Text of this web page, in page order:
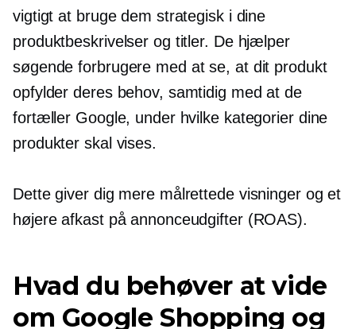
vigtigt at bruge dem strategisk i dine
produktbeskrivelser og titler. De hjælper
søgende forbrugere med at se, at dit produkt
opfylder deres behov, samtidig med at de
fortæller Google, under hvilke kategorier dine
produkter skal vises.
Dette giver dig mere målrettede visninger og et
højere afkast på annonceudgifter (ROAS).
Hvad du behøver at vide
om Google Shopping og